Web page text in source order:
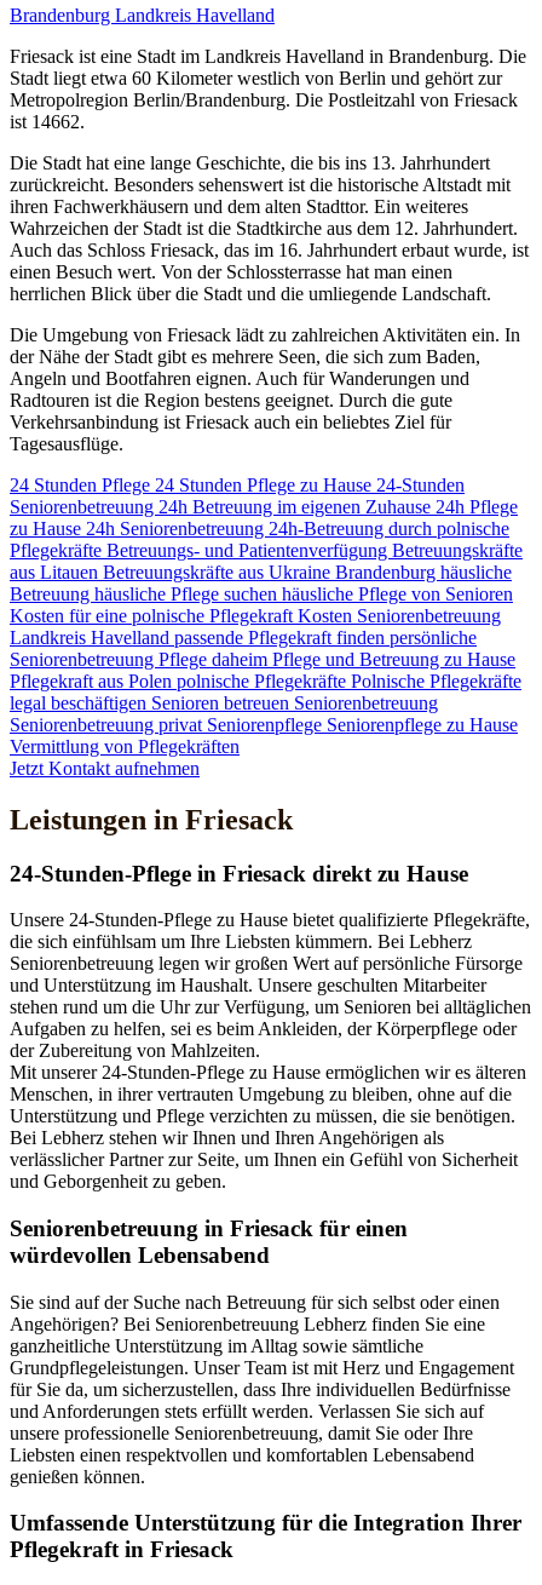
Brandenburg Landkreis Havelland
Friesack ist eine Stadt im Landkreis Havelland in Brandenburg. Die
Stadt liegt etwa 60 Kilometer westlich von Berlin und gehört zur
Metropolregion Berlin/Brandenburg. Die Postleitzahl von Friesack
ist 14662.
Die Stadt hat eine lange Geschichte, die bis ins 13. Jahrhundert
zurückreicht. Besonders sehenswert ist die historische Altstadt mit
ihren Fachwerkhäusern und dem alten Stadttor. Ein weiteres
Wahrzeichen der Stadt ist die Stadtkirche aus dem 12. Jahrhundert.
Auch das Schloss Friesack, das im 16. Jahrhundert erbaut wurde, ist
einen Besuch wert. Von der Schlossterrasse hat man einen
herrlichen Blick über die Stadt und die umliegende Landschaft.
Die Umgebung von Friesack lädt zu zahlreichen Aktivitäten ein. In
der Nähe der Stadt gibt es mehrere Seen, die sich zum Baden,
Angeln und Bootfahren eignen. Auch für Wanderungen und
Radtouren ist die Region bestens geeignet. Durch die gute
Verkehrsanbindung ist Friesack auch ein beliebtes Ziel für
Tagesausflüge.
24 Stunden Pflege 24 Stunden Pflege zu Hause 24-Stunden
Seniorenbetreuung 24h Betreuung im eigenen Zuhause 24h Pflege
zu Hause 24h Seniorenbetreuung 24h-Betreuung durch polnische
Pflegekräfte Betreuungs- und Patientenverfügung Betreuungskräfte
aus Litauen Betreuungskräfte aus Ukraine Brandenburg häusliche
Betreuung häusliche Pflege suchen häusliche Pflege von Senioren
Kosten für eine polnische Pflegekraft Kosten Seniorenbetreuung
Landkreis Havelland passende Pflegekraft finden persönliche
Seniorenbetreuung Pflege daheim Pflege und Betreuung zu Hause
Pflegekraft aus Polen polnische Pflegekräfte Polnische Pflegekräfte
legal beschäftigen Senioren betreuen Seniorenbetreuung
Seniorenbetreuung privat Seniorenpflege Seniorenpflege zu Hause
Vermittlung von Pflegekräften
Jetzt Kontakt aufnehmen
Leistungen in Friesack
24-Stunden-Pflege in Friesack direkt zu Hause
Unsere 24-Stunden-Pflege zu Hause bietet qualifizierte Pflegekräfte,
die sich einfühlsam um Ihre Liebsten kümmern. Bei Lebherz
Seniorenbetreuung legen wir großen Wert auf persönliche Fürsorge
und Unterstützung im Haushalt. Unsere geschulten Mitarbeiter
stehen rund um die Uhr zur Verfügung, um Senioren bei alltäglichen
Aufgaben zu helfen, sei es beim Ankleiden, der Körperpflege oder
der Zubereitung von Mahlzeiten.
Mit unserer 24-Stunden-Pflege zu Hause ermöglichen wir es älteren
Menschen, in ihrer vertrauten Umgebung zu bleiben, ohne auf die
Unterstützung und Pflege verzichten zu müssen, die sie benötigen.
Bei Lebherz stehen wir Ihnen und Ihren Angehörigen als
verlässlicher Partner zur Seite, um Ihnen ein Gefühl von Sicherheit
und Geborgenheit zu geben.
Senioren­betreuung in Friesack für einen
würdevollen Lebensabend
Sie sind auf der Suche nach Betreuung für sich selbst oder einen
Angehörigen? Bei Seniorenbetreuung Lebherz finden Sie eine
ganzheitliche Unterstützung im Alltag sowie sämtliche
Grundpflegeleistungen. Unser Team ist mit Herz und Engagement
für Sie da, um sicherzustellen, dass Ihre individuellen Bedürfnisse
und Anforderungen stets erfüllt werden. Verlassen Sie sich auf
unsere professionelle Seniorenbetreuung, damit Sie oder Ihre
Liebsten einen respektvollen und komfortablen Lebensabend
genießen können.
Umfassende Unterstützung für die Integration Ihrer
Pflegekraft in Friesack